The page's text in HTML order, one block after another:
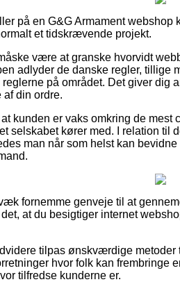
på en G&G Armament
et tidskrævende projekt.
være at granske hvorvidt
adlyder de danske regler, tillige
på området. Det giver dig
af din ordre.
at kunden er vaks omkring de
selskabet kører med. I relation til
man når som helst kan
fornemme genveje til at
at du besigtiger internet
tilpas ønskværdige
hvor folk kan frembringe
tilfredse kunderne er.